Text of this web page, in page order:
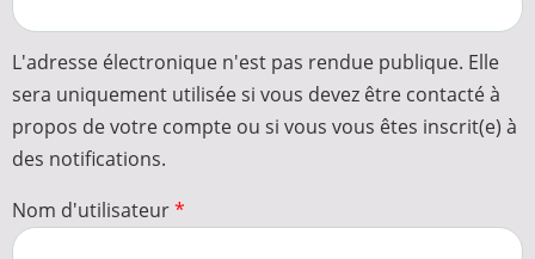
L'adresse électronique n'est pas rendue publique. Elle
sera uniquement utilisée si vous devez être contacté à
propos de votre compte ou si vous vous êtes inscrit(e) à
des notifications.
Nom d'utilisateur